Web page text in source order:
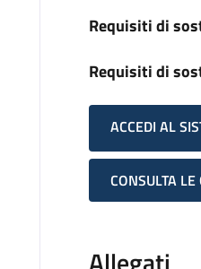
Requisiti di
Requisiti di
ACCEDI AL
CONSULTA